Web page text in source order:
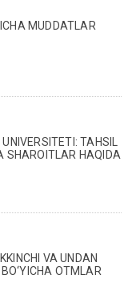
MUDDATLAR
TAHSIL
SHAROITLAR HAQIDA
VA UNDAN
OTMLAR